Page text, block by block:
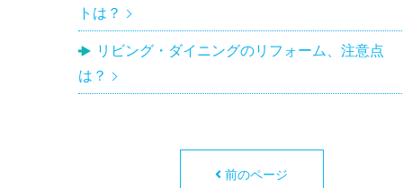
トは？
リビング・ダイニングのリフォーム、注意点
は？
前のページ